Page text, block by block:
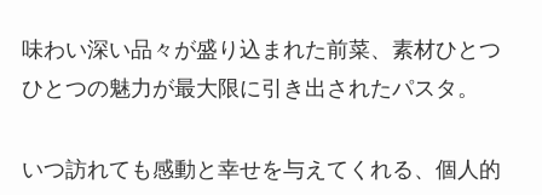
味わい深い品々が盛り込まれた前菜、素材ひとつ
ひとつの魅力が最大限に引き出されたパスタ。
いつ訪れても感動と幸せを与えてくれる、個人的